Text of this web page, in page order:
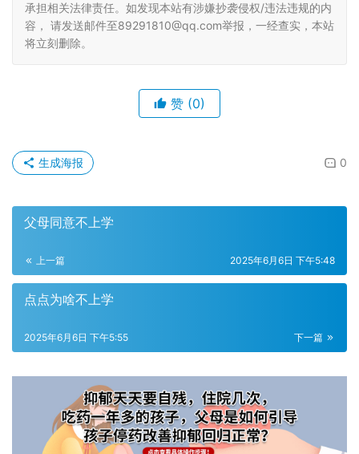
承担相关法律责任。如发现本站有涉嫌抄袭侵权/违法违规的内
容， 请发送邮件至89291810@qq.com举报，一经查实，本站
将立刻删除。
赞 (0)
0
生成海报
父母同意不上学
上一篇 2025年6月6日 下午5:48
点点为啥不上学
下一篇
2025年6月6日 下午5:55